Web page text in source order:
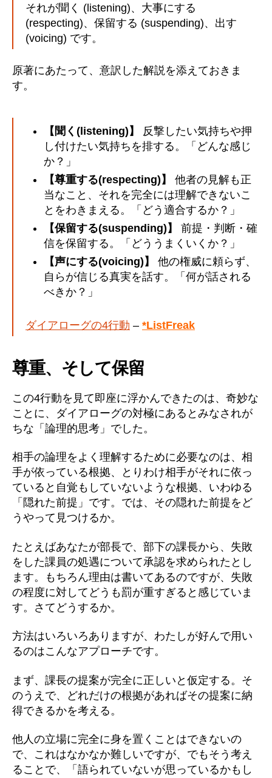
それが聞く (listening)、大事にする
(respecting)、保留する (suspending)、出す
(voicing) です。
原著にあたって、意訳した解説を添えておきま
す。
【聞く(listening)】
反撃したい気持ちや押
し付けたい気持ちを排する。「どんな感じ
か？」
【尊重する(respecting)】
他者の見解も正
当なこと、それを完全には理解できないこ
とをわきまえる。「どう適合するか？」
【保留する(suspending)】
前提・判断・確
信を保留する。「どううまくいくか？」
【声にする(voicing)】
他の権威に頼らず、
自らが信じる真実を話す。「何が話される
べきか？」
ダイアローグの4行動 – *ListFreak
尊重、そして保留
この4行動を見て即座に浮かんできたのは、奇妙な
ことに、ダイアローグの対極にあるとみなされが
ちな「論理的思考」でした。
相手の論理をよく理解するために必要なのは、相
手が依っている根拠、とりわけ相手がそれに依っ
ていると自覚もしていないような根拠、いわゆる
「隠れた前提」です。では、その隠れた前提をど
うやって見つけるか。
たとえばあなたが部長で、部下の課長から、失敗
をした課員の処遇について承認を求められたとし
ます。もちろん理由は書いてあるのですが、失敗
の程度に対してどうも罰が重すぎると感じていま
す。さてどうするか。
方法はいろいろありますが、わたしが好んで用い
るのはこんなアプローチです。
まず、課長の提案が完全に正しいと仮定する。そ
のうえで、どれだけの根拠があればその提案に納
得できるかを考える。
他人の立場に完全に身を置くことはできないの
で、これはなかなか難しいですが、でもそう考え
ることで、「語られていないが思っているかもし